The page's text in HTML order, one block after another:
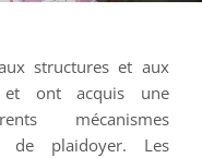
structures et aux
et ont acquis une
mécanismes
de plaidoyer. Les